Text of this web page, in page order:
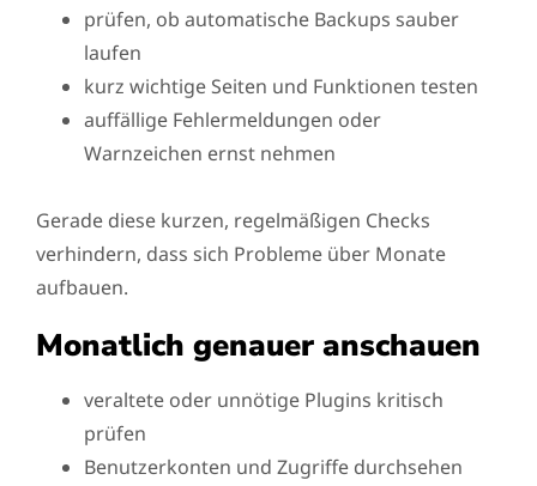
prüfen, ob automatische Backups sauber
laufen
kurz wichtige Seiten und Funktionen testen
auffällige Fehlermeldungen oder
Warnzeichen ernst nehmen
Gerade diese kurzen, regelmäßigen Checks
verhindern, dass sich Probleme über Monate
aufbauen.
Monatlich genauer anschauen
veraltete oder unnötige Plugins kritisch
prüfen
Benutzerkonten und Zugriffe durchsehen